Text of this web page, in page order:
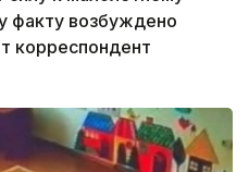
факту возбуждено
корреспондент